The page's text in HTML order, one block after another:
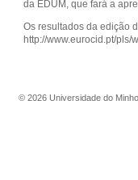
da EDUM, que fará a
Os resultados da edição
http://www.eurocid.pt/
© 2026 Universidade do